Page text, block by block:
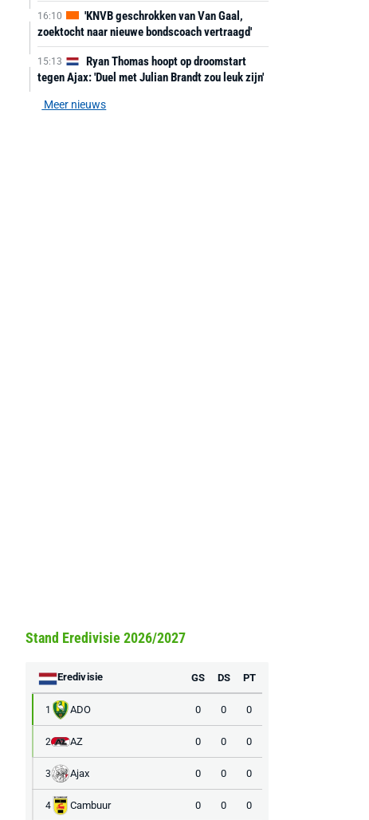
16:10
'KNVB geschrokken van Van Gaal,
zoektocht naar nieuwe bondscoach vertraagd'
15:13
Ryan Thomas hoopt op droomstart
tegen Ajax: 'Duel met Julian Brandt zou leuk zijn'
Meer nieuws
Stand Eredivisie 2026/2027
Eredivisie GS DS PT
1 ADO 0 0 0
2 AZ 0 0 0
3 Ajax 0 0 0
4 Cambuur 0 0 0